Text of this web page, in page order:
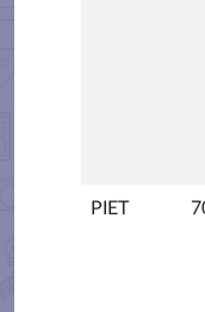
PIET